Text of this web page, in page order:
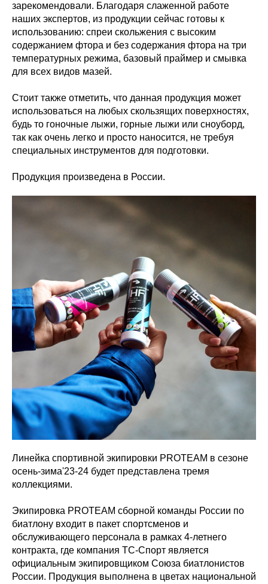
зарекомендовали. Благодаря слаженной работе
наших экспертов, из продукции сейчас готовы к
использованию: спреи скольжения с высоким
содержанием фтора и без содержания фтора на три
температурных режима, базовый праймер и смывка
для всех видов мазей.
Стоит также отметить, что данная продукция может
использоваться на любых скользящих поверхностях,
будь то гоночные лыжи, горные лыжи или сноуборд,
так как очень легко и просто наносится, не требуя
специальных инструментов для подготовки.
Продукция произведена в России.
Линейка спортивной экипировки PROTEAM в сезоне
осень-зима'23-24 будет представлена тремя
коллекциями.
Экипировка PROTEAM сборной команды России по
биатлону входит в пакет спортсменов и
обслуживающего персонала в рамках 4-летнего
контракта, где компания ТС-Спорт является
официальным экипировщиком Союза биатлонистов
России. Продукция выполнена в цветах национальной